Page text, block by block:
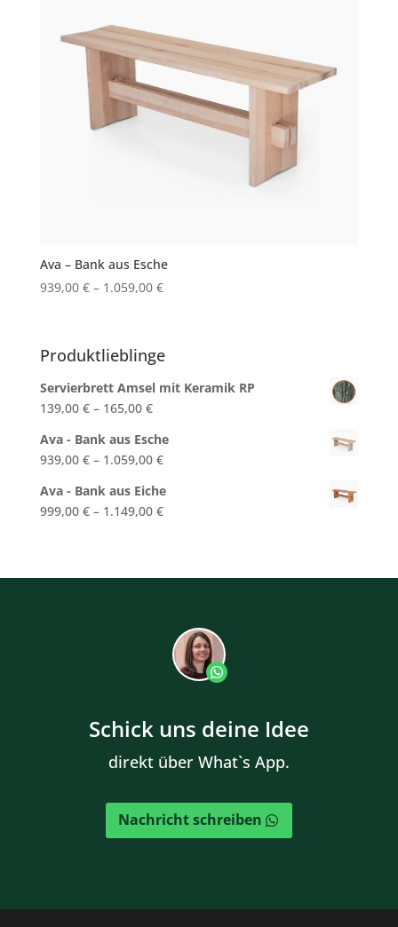
Ava – Bank aus Esche
939,00 €– 1.059,00 €
Produktlieblinge
Servierbrett Amsel mit Keramik RP
139,00 €– 165,00 €
Ava - Bank aus Esche
939,00 €– 1.059,00 €
Ava - Bank aus Eiche
999,00 €– 1.149,00 €
Schick uns deine Idee
direkt über What`s App.
Nachricht schreiben